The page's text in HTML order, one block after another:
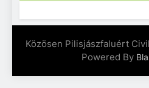
Közösen Pilisjászfaluért
Powered By